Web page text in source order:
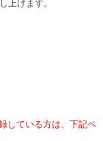
上げます。
している方は、下記ペ